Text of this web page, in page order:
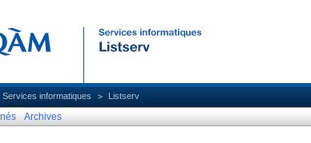
Services informatiques Listserv
Archives